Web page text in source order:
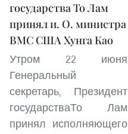
государства То Лам
принял и. О. министра
ВМС США Хунга Као
Утром 22 июня
Генеральный
секретарь, Президент
государстваТо Лам
принял исполняющего